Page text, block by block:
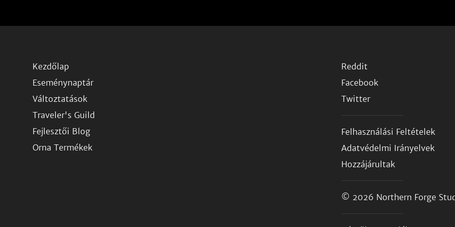
Kezdőlap
Eseménynaptár
Változtatások
Traveler's Guild
Fejlesztői Blog
Orna Termékek
Reddit
Facebook
Twitter
Felhasználási Feltételek
Adatvédelmi Irányelvek
Hozzájárultak
© 2026 Northern Forge